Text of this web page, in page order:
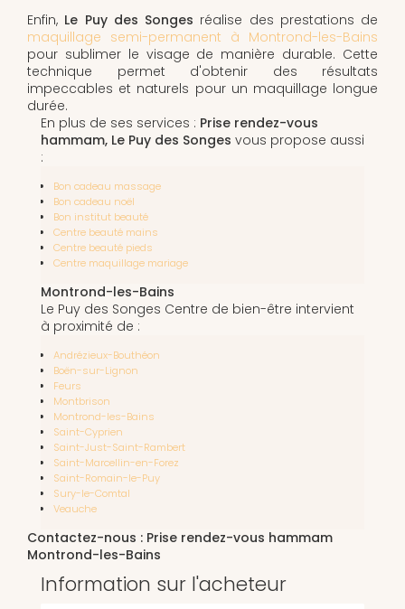
Enfin, Le Puy des Songes réalise des prestations de
maquillage semi-permanent à Montrond-les-Bains
pour sublimer le visage de manière durable. Cette
technique permet d'obtenir des résultats
impeccables et naturels pour un maquillage longue
durée.
En plus de ses services : Prise rendez-vous
hammam, Le Puy des Songes vous propose aussi
:
Bon cadeau massage
Bon cadeau noël
Bon institut beauté
Centre beauté mains
Centre beauté pieds
Centre maquillage mariage
Montrond-les-Bains
Le Puy des Songes Centre de bien-être intervient
à proximité de :
Andrézieux-Bouthéon
Boën-sur-Lignon
Feurs
Montbrison
Montrond-les-Bains
Saint-Cyprien
Saint-Just-Saint-Rambert
Saint-Marcellin-en-Forez
Saint-Romain-le-Puy
Sury-le-Comtal
Veauche
Contactez-nous : Prise rendez-vous hammam
Montrond-les-Bains
Information sur l'acheteur